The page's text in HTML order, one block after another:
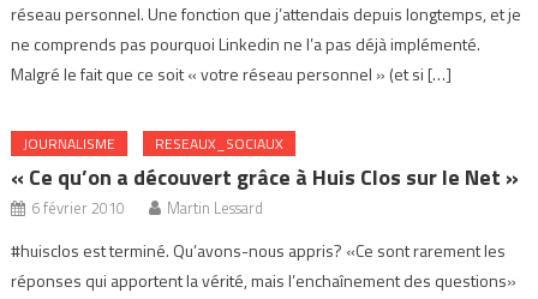
réseau personnel. Une fonction que j’attendais depuis longtemps, et je
ne comprends pas pourquoi Linkedin ne l’a pas déjà implémenté.
Malgré le fait que ce soit « votre réseau personnel » (et si […]
JOURNALISME RESEAUX_SOCIAUX
« Ce qu’on a découvert grâce à Huis Clos sur le Net »
6 février 2010 Martin Lessard
#huisclos est terminé. Qu’avons-nous appris? «Ce sont rarement les
réponses qui apportent la vérité, mais l’enchaînement des questions»